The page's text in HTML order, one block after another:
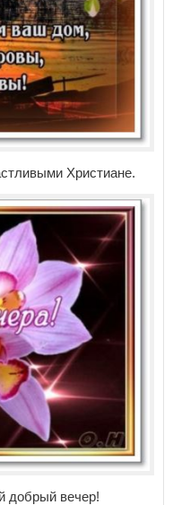
Христиане.
добрый вечер!